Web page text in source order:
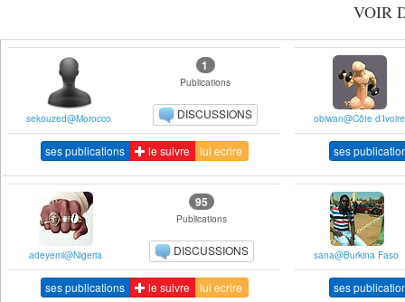
VOIR
sekouzed@Morocco
1
Publications
DISCUSSIONS
ses publications le suivre lui ecrire
obiwan@Côte d'Ivoire
ses
adeyemi@Nigeria
95
Publications
DISCUSSIONS
ses publications le suivre lui ecrire
sana@Burkina Faso
ses